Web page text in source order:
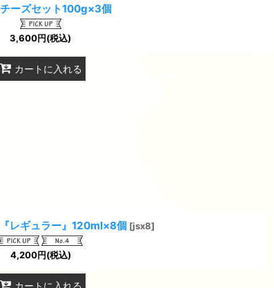
ーズセット100g×3個
3,600円(税込)
カートに入れる
レギュラー』120ml×8個 [jsx8]
4,200円(税込)
カートに入れる